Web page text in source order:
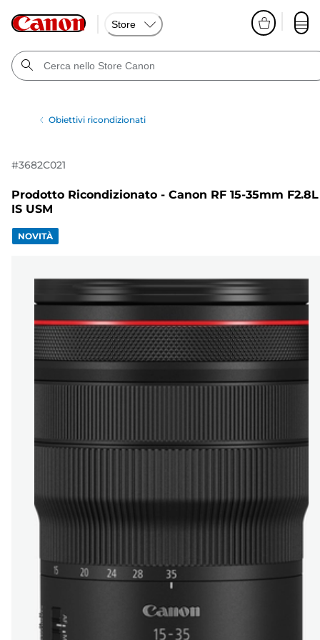
Store
Obiettivi ricondizionati
#3682C021
Prodotto Ricondizionato - Canon RF 15-35mm F2.8L
IS USM
NOVITÀ